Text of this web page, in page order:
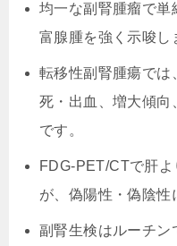
均一な副腎腫瘤で
富腺腫を強く示唆し
転移性副腎腫瘍で
死・出血、増大傾向
です。
FDG-PET/CTで肝
が、偽陽性・偽陰性
副腎生検はルーチン